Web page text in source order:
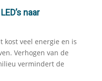
naar
kost veel energie en is
Verhogen van de
vermindert de